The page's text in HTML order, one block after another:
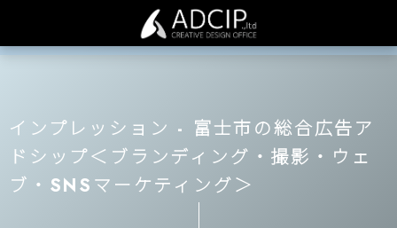
インプレッション - 富士市の総合広告ア
ドシップ＜ブランディング・撮影・ウェ
ブ・SNSマーケティング＞